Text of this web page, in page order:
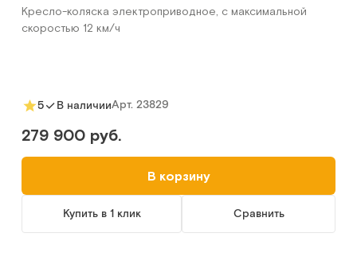
Кресло-коляска электроприводное, с максимальной
скоростью 12 км/ч
5 В наличииАрт. 23829
279 900 руб.
В корзину
Купить в 1 клик Сравнить